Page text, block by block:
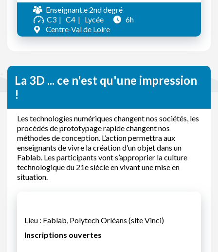
Enseignant.e 2nd degré
C3
C4 Lycée
6h
Centre-Val de Loire
La 3D ... ce n'est qu'une impression
!
Les technologies numériques changent nos sociétés, les
procédés de prototypage rapide changent nos
méthodes de conception. L’action permettra aux
enseignants de vivre la création d’un objet dans un
Fablab. Les participants vont s’approprier la culture
technologique du 21e siècle en vivant une mise en
situation.
Lieu : Fablab, Polytech Orléans (site Vinci)
Inscriptions ouvertes